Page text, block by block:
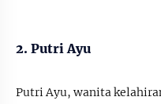
2. Putri Ayu
Putri Ayu, wanita